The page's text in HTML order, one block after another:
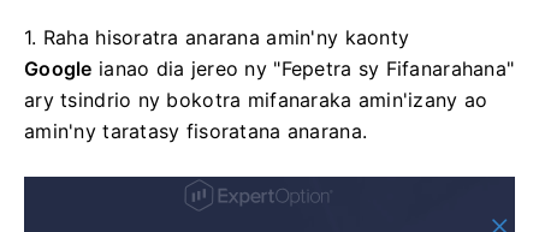
1. Raha hisoratra anarana amin'ny kaonty
Google ianao dia jereo ny "Fepetra sy Fifanarahana"
ary tsindrio ny bokotra mifanaraka amin'izany ao
amin'ny taratasy fisoratana anarana.